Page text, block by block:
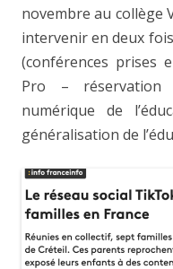
novembre au collège
intervenir en deux
(conférences prises
Pro – réservation
numérique de
généralisation de